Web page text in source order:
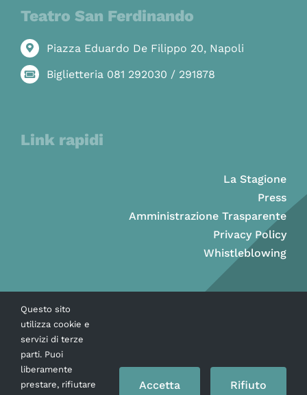
Teatro San Ferdinando
Piazza Eduardo De Filippo 20, Napoli
Biglietteria 081 292030 / 291878
Link rapidi
La Stagione
Press
Amministrazione Trasparente
Privacy Policy
Whistleblowing
Questo sito
utilizza cookie e
servizi di terze
parti. Puoi
liberamente
prestare, rifiutare
Accetta Rifiuto